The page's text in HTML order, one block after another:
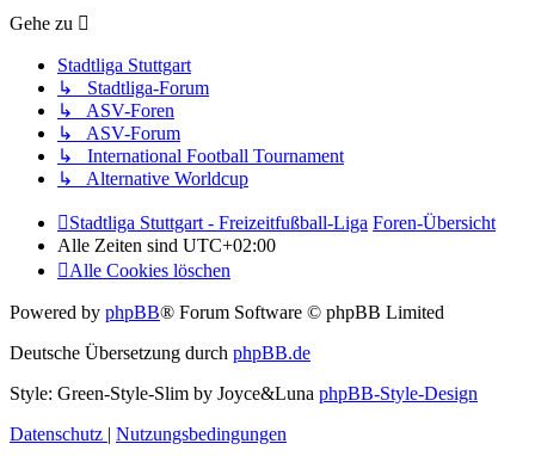
Gehe zu
Stadtliga Stuttgart
↳ Stadtliga-Forum
↳ ASV-Foren
↳ ASV-Forum
↳ International Football Tournament
↳ Alternative Worldcup
Stadtliga Stuttgart - Freizeitfußball-Liga Foren-Übersicht
Alle Zeiten sind UTC+02:00
Alle Cookies löschen
Powered by phpBB® Forum Software © phpBB Limited
Deutsche Übersetzung durch phpBB.de
Style: Green-Style-Slim by Joyce&Luna phpBB-Style-Design
Datenschutz | Nutzungsbedingungen